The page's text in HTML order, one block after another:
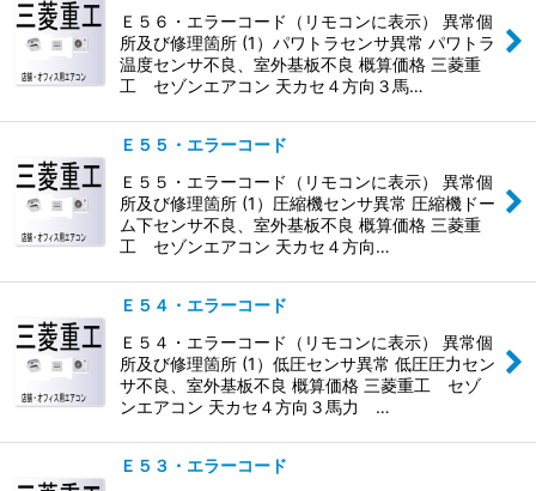
Ｅ５６・エラーコード（リモコンに表示） 異常個
所及び修理箇所 (1）パワトラセンサ異常 パワトラ
温度センサ不良、室外基板不良 概算価格 三菱重
工 セゾンエアコン 天カセ４方向３馬…
Ｅ５５・エラーコード
Ｅ５５・エラーコード（リモコンに表示） 異常個
所及び修理箇所 (1）圧縮機センサ異常 圧縮機ドー
ム下センサ不良、室外基板不良 概算価格 三菱重
工 セゾンエアコン 天カセ４方向…
Ｅ５４・エラーコード
Ｅ５４・エラーコード（リモコンに表示） 異常個
所及び修理箇所 (1）低圧センサ異常 低圧圧力セン
サ不良、室外基板不良 概算価格 三菱重工 セゾ
ンエアコン 天カセ４方向３馬力 …
Ｅ５３・エラーコード